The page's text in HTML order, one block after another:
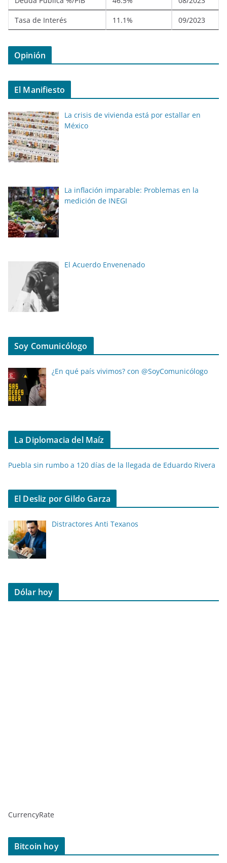
Tasa de Interés 11.1% 09/2023
Opinión
El Manifiesto
La crisis de vivienda está por estallar en
México
La inflación imparable: Problemas en la
medición de INEGI
El Acuerdo Envenenado
Soy Comunicólogo
¿En qué país vivimos? con @SoyComunicólogo
La Diplomacia del Maíz
Puebla sin rumbo a 120 días de la llegada de Eduardo Rivera
El Desliz por Gildo Garza
Distractores Anti Texanos
Dólar hoy
CurrencyRate
Bitcoin hoy